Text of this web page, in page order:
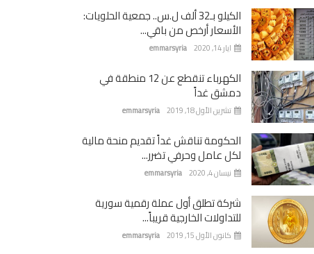
الكيلو بـ32 ألف ل.س.. جمعية الحلويات:
الأسعار أرخص من باقي...
emmarsyria ايار 14, 2020
الكهرباء تنقطع عن 12 منطقة في
دمشق غداً
emmarsyria تشرين الأول 18, 2019
الحكومة تناقش غداً تقديم منحة مالية
لكل عامل وحرفي تضرر...
emmarsyria نيسان 4, 2020
شركة تطلق أول عملة رقمية سورية
للتداولات الخارجية قريباً...
emmarsyria كانون الأول 15, 2019